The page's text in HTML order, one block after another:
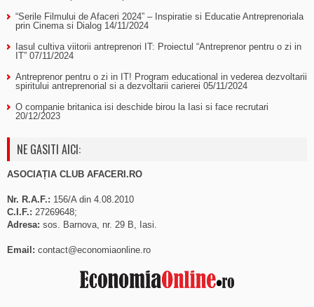
“Serile Filmului de Afaceri 2024” – Inspiratie si Educatie Antreprenoriala
prin Cinema si Dialog 14/11/2024
Iasul cultiva viitorii antreprenori IT: Proiectul “Antreprenor pentru o zi in
IT” 07/11/2024
Antreprenor pentru o zi in IT! Program educational in vederea dezvoltarii
spiritului antreprenorial si a dezvoltarii carierei 05/11/2024
O companie britanica isi deschide birou la Iasi si face recrutari
20/12/2023
NE GASITI AICI:
ASOCIAȚIA CLUB AFACERI.RO
Nr. R.A.F.: 156/A din 4.08.2010
C.I.F.: 27269648;
Adresa: sos. Barnova, nr. 29 B, Iasi.
Email: contact@economiaonline.ro